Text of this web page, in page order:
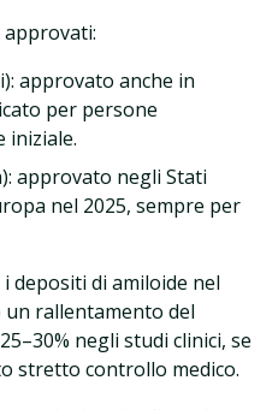
approvato anche in
per persone
iniziale.
approvato negli Stati
nel 2025, sempre per
depositi di amiloide nel
rallentamento del
negli studi clinici, se
stretto controllo medico.